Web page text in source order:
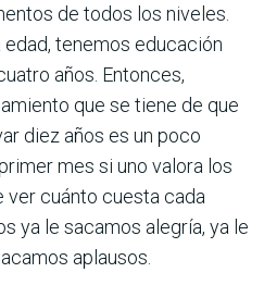
de todos los niveles.
tenemos educación
años. Entonces,
que se tiene de que
diez años es un poco
mes si uno valora los
ver cuánto cuesta cada
ya le sacamos alegría, ya le
aplausos.